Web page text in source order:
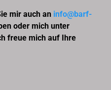
mir auch an info@barf-
oder mich unter
freue mich auf Ihre